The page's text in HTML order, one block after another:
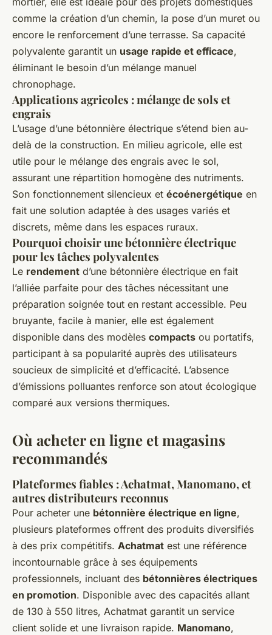
comme la création d’un chemin, la pose d’un muret ou
encore le renforcement d’une terrasse. Sa capacité
polyvalente garantit un usage rapide et efficace,
éliminant le besoin d’un mélange manuel
chronophage.
Applications agricoles : mélange de sols et
engrais
L’usage d’une bétonnière électrique s’étend bien au-
delà de la construction. En milieu agricole, elle est
utile pour le mélange des engrais avec le sol,
assurant une répartition homogène des nutriments.
Son fonctionnement silencieux et écoénergétique en
fait une solution adaptée à des usages variés et
discrets, même dans les espaces ruraux.
Pourquoi choisir une bétonnière électrique
pour les tâches polyvalentes
Le rendement d’une bétonnière électrique en fait
l’alliée parfaite pour des tâches nécessitant une
préparation soignée tout en restant accessible. Peu
bruyante, facile à manier, elle est également
disponible dans des modèles compacts ou portatifs,
participant à sa popularité auprès des utilisateurs
soucieux de simplicité et d’efficacité. L’absence
d’émissions polluantes renforce son atout écologique
comparé aux versions thermiques.
Où acheter en ligne et magasins
recommandés
Plateformes fiables : Achatmat, Manomano, et
autres distributeurs reconnus
Pour acheter une bétonnière électrique en ligne,
plusieurs plateformes offrent des produits diversifiés
à des prix compétitifs. Achatmat est une référence
incontournable grâce à ses équipements
professionnels, incluant des bétonnières électriques
en promotion. Disponible avec des capacités allant
de 130 à 550 litres, Achatmat garantit un service
client solide et une livraison rapide. Manomano,